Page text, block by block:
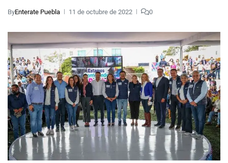
ByEnterate Puebla 11 de octubre de 2022 0